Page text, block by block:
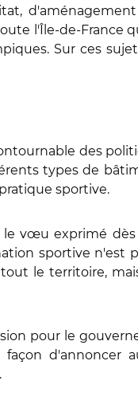
l'Île-de-France
Sur ces
des
types de
sportive.
vœu exprimé dès
sportive n'est
le territoire,
pour le
d'annoncer